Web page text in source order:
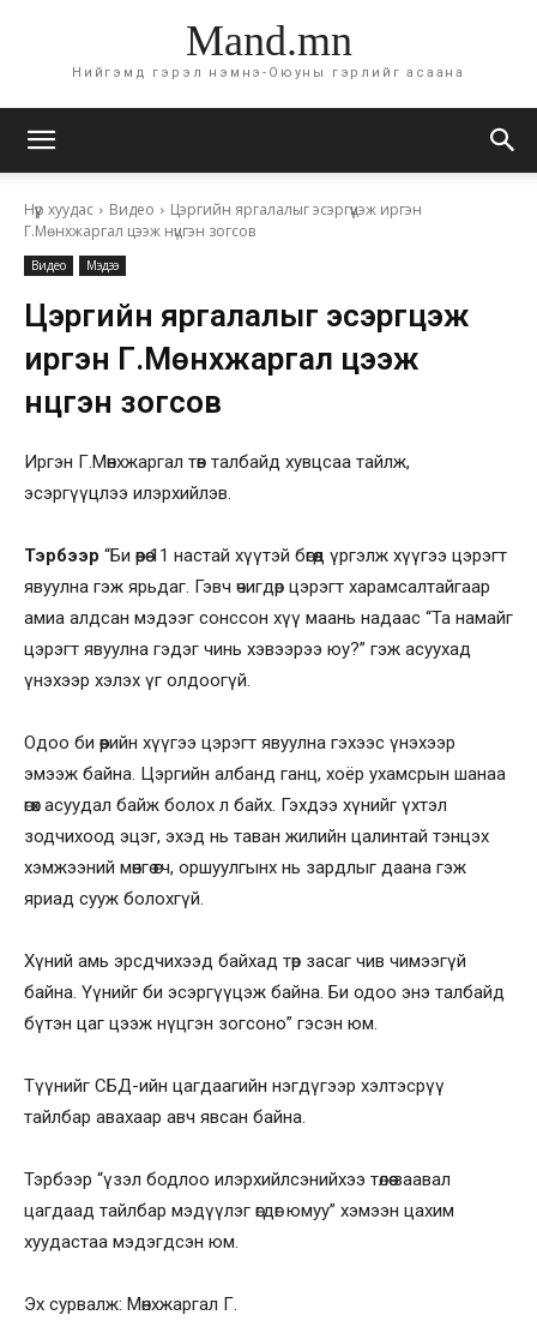
Mand.mn
Нийгэмд гэрэл нэмнэ-Оюуны гэрлийг асаана
Нүүр хуудас Видео
Цэргийн яргалалыг эсэргүүцэж иргэн
Г.Мөнхжаргал цээж нүцгэн зогсов
Видео Мэдээ
Цэргийн яргалалыг эсэргүүцэж
иргэн Г.Мөнхжаргал цээж
нүцгэн зогсов
Иргэн Г.Мөнхжаргал төв талбайд хувцсаа тайлж,
эсэргүүцлээ илэрхийлэв.
Тэрбээр “Би өөрөө 11 настай хүүтэй бөгөөд үргэлж хүүгээ цэрэгт
явуулна гэж ярьдаг. Гэвч өчигдөр цэрэгт харамсалтайгаар
амиа алдсан мэдээг сонссон хүү маань надаас “Та намайг
цэрэгт явуулна гэдэг чинь хэвээрээ юу?” гэж асуухад
үнэхээр хэлэх үг олдоогүй.
Одоо би өөрийн хүүгээ цэрэгт явуулна гэхээс үнэхээр
эмээж байна. Цэргийн албанд ганц, хоёр ухамсрын шанаа
өгөх асуудал байж болох л байх. Гэхдээ хүнийг үхтэл
зодчихоод эцэг, эхэд нь таван жилийн цалинтай тэнцэх
хэмжээний мөнгө өгч, оршуулгынх нь зардлыг даана гэж
яриад сууж болохгүй.
Хүний амь эрсдчихээд байхад төр засаг чив чимээгүй
байна. Үүнийг би эсэргүүцэж байна. Би одоо энэ талбайд
бүтэн цаг цээж нүцгэн зогсоно” гэсэн юм.
Түүнийг СБД-ийн цагдаагийн нэгдүгээр хэлтэсрүү
тайлбар авахаар авч явсан байна.
Тэрбээр “үзэл бодлоо илэрхийлсэнийхээ төлөө заавал
цагдаад тайлбар мэдүүлэг өгдөг юмуу” хэмээн цахим
хуудастаа мэдэгдсэн юм.
Эх сурвалж: Мөнхжаргал Г.